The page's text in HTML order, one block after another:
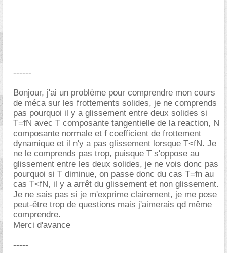
------
Bonjour, j'ai un problème pour comprendre mon cours
de méca sur les frottements solides, je ne comprends
pas pourquoi il y a glissement entre deux solides si
T=fN avec T composante tangentielle de la reaction, N
composante normale et f coefficient de frottement
dynamique et il n'y a pas glissement lorsque T<fN. Je
ne le comprends pas trop, puisque T s'oppose au
glissement entre les deux solides, je ne vois donc pas
pourquoi si T diminue, on passe donc du cas T=fn au
cas T<fN, il y a arrêt du glissement et non glissement.
Je ne sais pas si je m'exprime clairement, je me pose
peut-être trop de questions mais j'aimerais qd même
comprendre.
Merci d'avance
-----